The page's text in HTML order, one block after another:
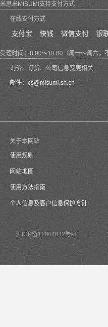
米思米MISUMI支持支付方式
在线支付方式
支付宝 快钱 微信支付 银
受理时间：8:00～18:00（周一～周六，
询价、订货、公司信息变更相关
邮件： cs@misumi.sh.cn
关于本网站
使用规则
网站地图
使用方法指南
个人信息及客户信息保护方针
沪ICP备11004012号-8